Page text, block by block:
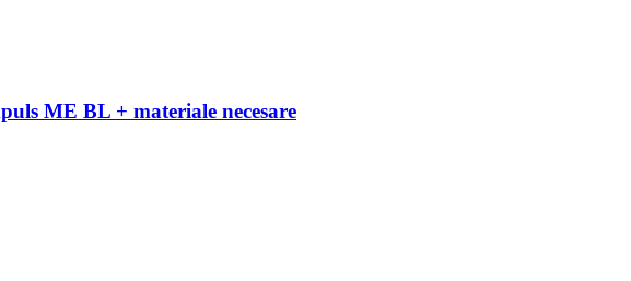
ME BL + materiale necesare